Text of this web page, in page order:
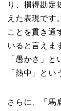
り、損得勘定
えた表現です
ことを貫き通
いると言えま
「愚かさ」と
「熱中」とい
さらに、「馬